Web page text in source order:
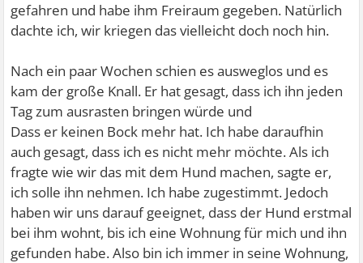
gefahren und habe ihm Freiraum gegeben. Natürlich
dachte ich, wir kriegen das vielleicht doch noch hin.
Nach ein paar Wochen schien es ausweglos und es
kam der große Knall. Er hat gesagt, dass ich ihn jeden
Tag zum ausrasten bringen würde und
Dass er keinen Bock mehr hat. Ich habe daraufhin
auch gesagt, dass ich es nicht mehr möchte. Als ich
fragte wie wir das mit dem Hund machen, sagte er,
ich solle ihn nehmen. Ich habe zugestimmt. Jedoch
haben wir uns darauf geeignet, dass der Hund erstmal
bei ihm wohnt, bis ich eine Wohnung für mich und ihn
gefunden habe. Also bin ich immer in seine Wohnung,